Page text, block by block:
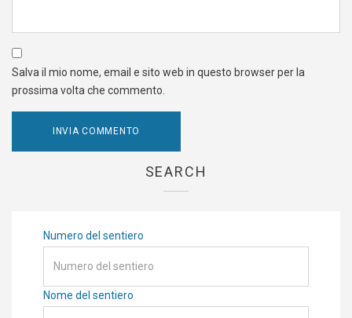
Salva il mio nome, email e sito web in questo browser per la
prossima volta che commento.
SEARCH
Numero del sentiero
Nome del sentiero